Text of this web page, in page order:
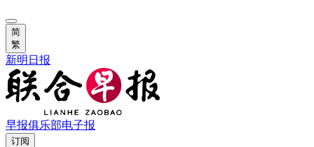
简
繁
新明日报
早报俱乐部电子报
订阅